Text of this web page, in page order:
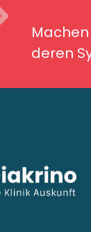
deren
Machen Sie